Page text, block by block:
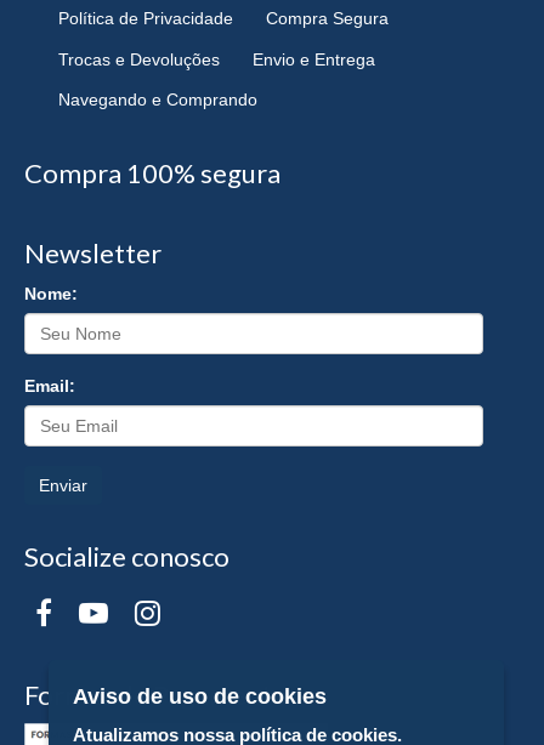
Política de Privacidade Compra Segura
Trocas e Devoluções Envio e Entrega
Navegando e Comprando
Compra 100% segura
Newsletter
Nome:
Email:
Enviar
Socialize conosco
Formas de Pagamento
Aviso de uso de cookies
Atualizamos nossa política de cookies.